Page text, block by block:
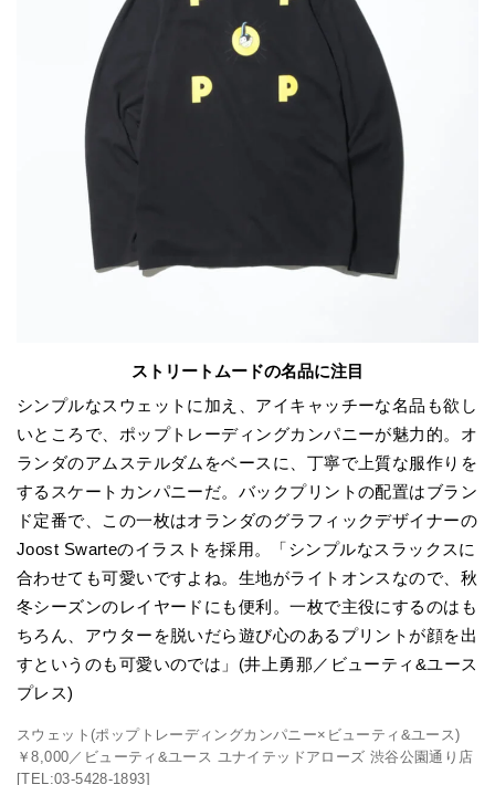
ストリートムードの名品に注目
シンプルなスウェットに加え、アイキャッチーな名品も欲し
いところで、ポップトレーディングカンパニーが魅力的。オ
ランダのアムステルダムをベースに、丁寧で上質な服作りを
するスケートカンパニーだ。バックプリントの配置はブラン
ド定番で、この一枚はオランダのグラフィックデザイナーの
Joost Swarteのイラストを採用。「シンプルなスラックスに
合わせても可愛いですよね。生地がライトオンスなので、秋
冬シーズンのレイヤードにも便利。一枚で主役にするのはも
ちろん、アウターを脱いだら遊び心のあるプリントが顔を出
すというのも可愛いのでは」(井上勇那／ビューティ&ユース
プレス)
スウェット(ポップトレーディングカンパニー×ビューティ&ユース)
￥8,000／ビューティ&ユース ユナイテッドアローズ 渋谷公園通り店
[TEL:03-5428-1893‬]